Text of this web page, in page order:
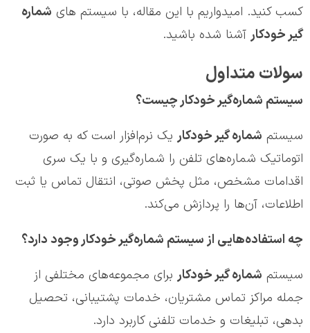
کسب کنید. امیدواریم با این مقاله، با سیستم های شماره
گیر خودکار آشنا شده باشید.
سولات متداول
سیستم شماره‌گیر خودکار چیست؟
سیستم شماره گیر خودکار یک نرم‌افزار است که به صورت
اتوماتیک شماره‌های تلفن را شماره‌گیری و با یک سری
اقدامات مشخص، مثل پخش صوتی، انتقال تماس یا ثبت
اطلاعات، آن‌ها را پردازش می‌کند.
چه استفاده‌هایی از سیستم شماره‌گیر خودکار وجود دارد؟
سیستم شماره گیر خودکار برای مجموعه‌های مختلفی از
جمله مراکز تماس مشتریان، خدمات پشتیبانی، تحصیل
بدهی، تبلیغات و خدمات تلفنی کاربرد دارد.